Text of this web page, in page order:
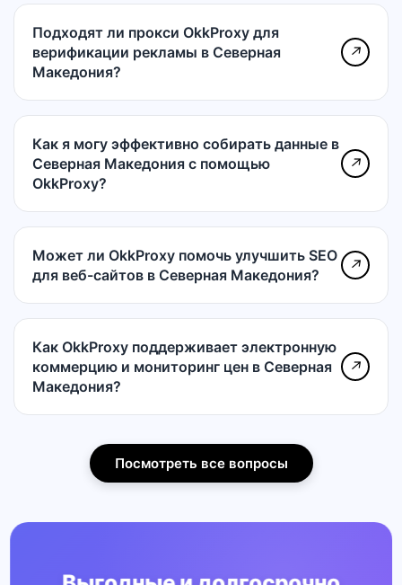
Подходят ли прокси OkkProxy для
верификации рекламы в Северная
Македония?
↗
Как я могу эффективно собирать данные в
Северная Македония с помощью
OkkProxy?
↗
Может ли OkkProxy помочь улучшить SEO
для веб-сайтов в Северная Македония?
↗
Как OkkProxy поддерживает электронную
коммерцию и мониторинг цен в Северная
Македония?
↗
Посмотреть все вопросы